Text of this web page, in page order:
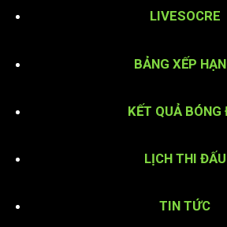
LIVESOCRE
BẢNG XẾP
KẾT QUẢ BÓNG
LỊCH THI ĐẤU
TIN TỨC